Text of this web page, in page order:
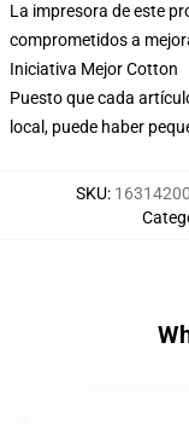
La impresora de este
comprometidos a
Iniciativa Mejor Cotton
Puesto que cada
local, puede haber
SKU: